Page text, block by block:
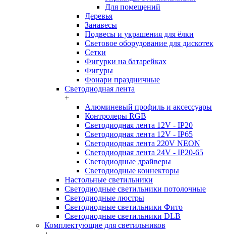
Для помещений
Деревья
Занавесы
Подвесы и украшения для ёлки
Световое оборудование для дискотек
Сетки
Фигурки на батарейках
Фигуры
Фонари праздничные
Светодиодная лента
+
Алюминевый профиль и аксессуары
Контролеры RGB
Светодиодная лента 12V - IP20
Светодиодная лента 12V - IP65
Светодиодная лента 220V NEON
Светодиодная лента 24V - IP20-65
Светодиодные драйверы
Светодиодные коннекторы
Настольные светильники
Светодиодные светильники потолочные
Светодиодные люстры
Светодиодные светильники Фито
Светодиодные светильники DLB
Комплектующие для светильников